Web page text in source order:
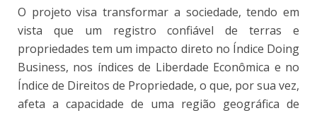
O projeto visa transformar a sociedade, tendo em
vista que um registro confiável de terras e
propriedades tem um impacto direto no Índice Doing
Business, nos índices de Liberdade Econômica e no
Índice de Direitos de Propriedade, o que, por sua vez,
afeta a capacidade de uma região geográfica de